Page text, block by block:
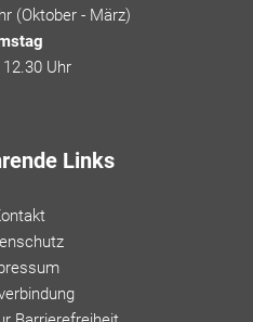
(Oktober - März)
Uhr
Links